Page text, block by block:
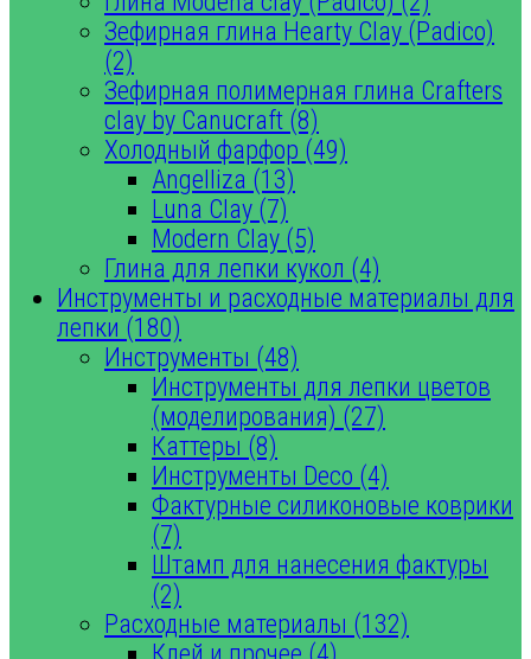
Зефирная глина Hearty Clay (Padico)
(2)
Зефирная полимерная глина Crafters
clay by Canucraft (8)
Холодный фарфор (49)
Angelliza (13)
Luna Clay (7)
Modern Clay (5)
Глина для лепки кукол (4)
Инструменты и расходные материалы для
лепки (180)
Инструменты (48)
Инструменты для лепки цветов
(моделирования) (27)
Каттеры (8)
Инструменты Deco (4)
Фактурные силиконовые коврики
(7)
Штамп для нанесения фактуры
(2)
Расходные материалы (132)